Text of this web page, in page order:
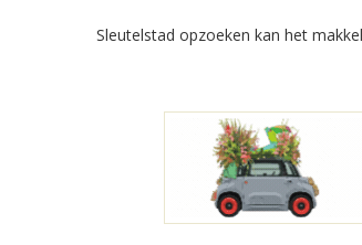
Sleutelstad opzoeken kan het